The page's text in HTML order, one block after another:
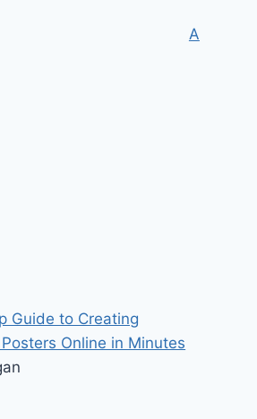
A
Guide to Creating
Online in Minutes